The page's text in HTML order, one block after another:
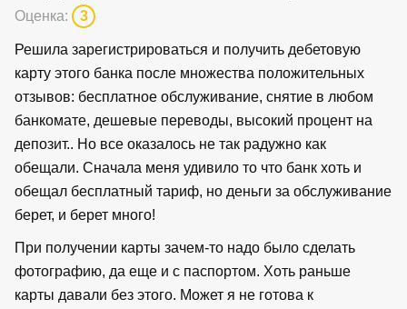
Оценка: 3
Решила зарегистрироваться и получить дебетовую
карту этого банка после множества положительных
отзывов: бесплатное обслуживание, снятие в любом
банкомате, дешевые переводы, высокий процент на
депозит.. Но все оказалось не так радужно как
обещали. Сначала меня удивило то что банк хоть и
обещал бесплатный тариф, но деньги за обслуживание
берет, и берет много!
При получении карты зачем-то надо было сделать
фотографию, да еще и с паспортом. Хоть раньше
карты давали без этого. Может я не готова к